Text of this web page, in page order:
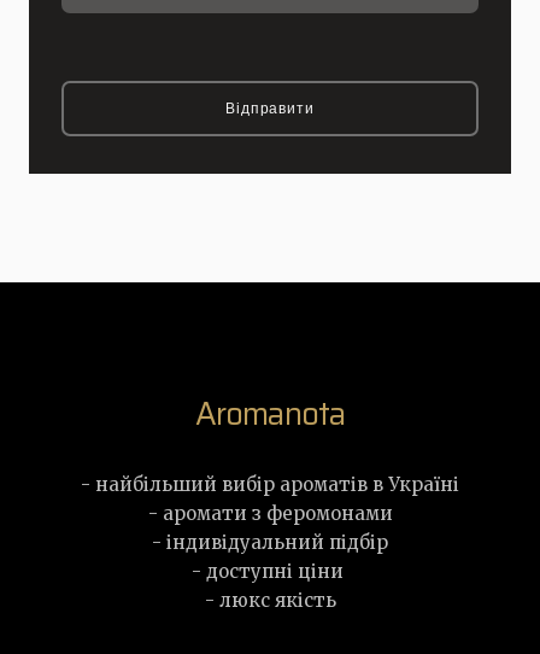
Відправити
Aromanota
- найбільший вибір ароматів в Україні
- аромати з феромонами
- індивідуальний підбір
- доступні ціни
- люкс якість